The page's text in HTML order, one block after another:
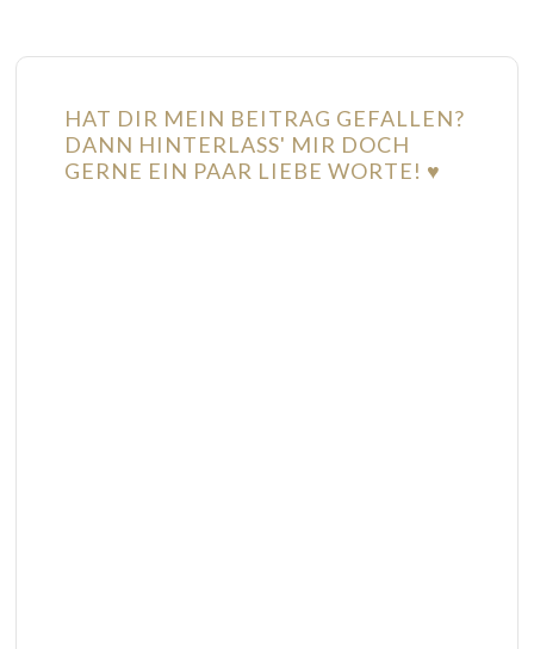
HAT DIR MEIN BEITRAG GEFALLEN?
DANN HINTERLASS' MIR DOCH
GERNE EIN PAAR LIEBE WORTE! ♥